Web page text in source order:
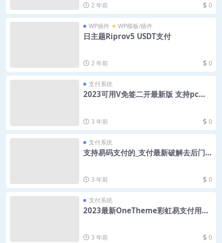
2 年前 0
WP插件 WP模板/插件
日主题Riprov5 USDT支付
2 年前 0
支付系统
2023可用V免签二开最新版 支持pc端
3 年前 0
支付系统
支持易码支付的_支付最新破解去后门
3 年前 0
支付系统
2023最新OneTheme彩虹易支付用户
3 年前 0